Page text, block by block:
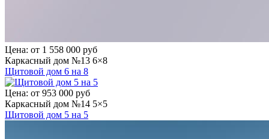
Цена: от 1 558 000 руб
Каркасный дом №13 6×8
Щитовой дом 6 на 8
Цена: от 953 000 руб
Каркасный дом №14 5×5
Щитовой дом 5 на 5